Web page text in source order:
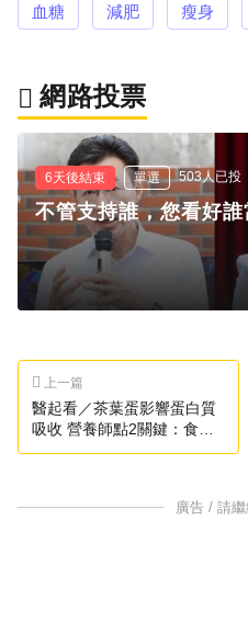
血糖 減肥 瘦身
網路投票
6天後結束 單選 503人已投
不管支持誰，您看好
上一篇
醫起看／茶葉蛋影響蛋白質
吸收 營養師點2關鍵：食用
注意
廣告 / 請